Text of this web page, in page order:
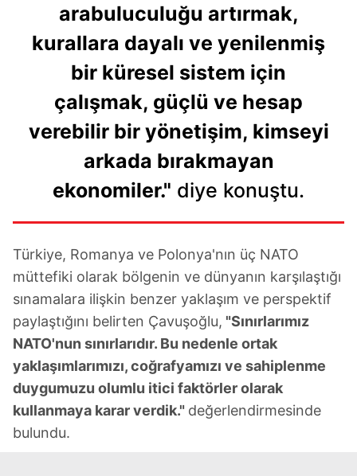
arabuluculuğu artırmak,
kurallara dayalı ve yenilenmiş
bir küresel sistem için
çalışmak, güçlü ve hesap
verebilir bir yönetişim, kimseyi
arkada bırakmayan
ekonomiler." diye konuştu.
Türkiye, Romanya ve Polonya'nın üç NATO
müttefiki olarak bölgenin ve dünyanın karşılaştığı
sınamalara ilişkin benzer yaklaşım ve perspektif
paylaştığını belirten Çavuşoğlu, "Sınırlarımız
NATO'nun sınırlarıdır. Bu nedenle ortak
yaklaşımlarımızı, coğrafyamızı ve sahiplenme
duygumuzu olumlu itici faktörler olarak
kullanmaya karar verdik." değerlendirmesinde
bulundu.